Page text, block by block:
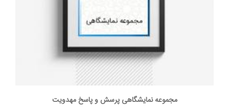
مجموعه نمایشگاهی پرسش و پاسخ مهدویت